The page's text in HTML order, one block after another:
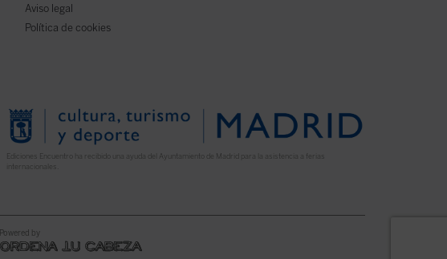
Aviso legal
Política de cookies
Ediciones Encuentro ha recibido una ayuda del Ayuntamiento de Madrid para la asistencia a ferias
Powered by